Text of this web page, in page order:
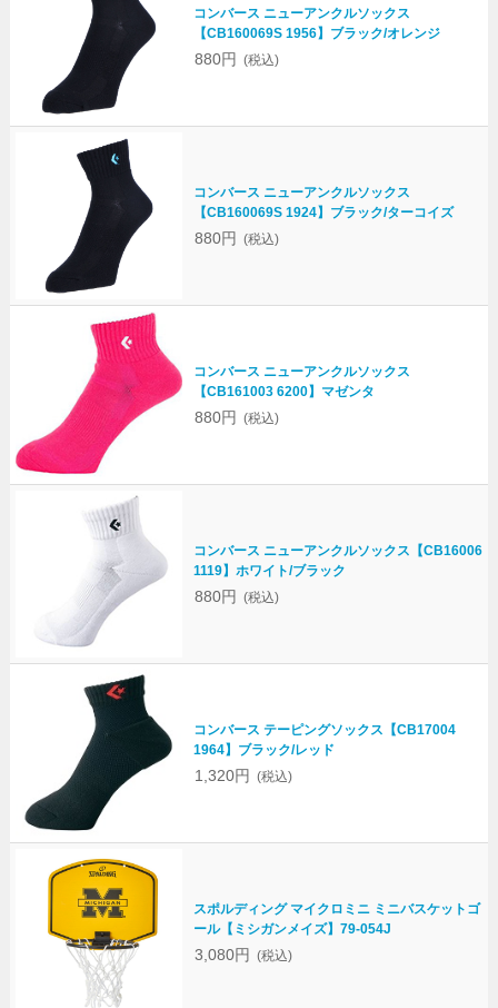
コンバース ニューアンクルソックス
【CB160069S 1956】ブラック/オレンジ
880円 (税込)
コンバース ニューアンクルソックス
【CB160069S 1924】ブラック/ターコイズ
880円 (税込)
コンバース ニューアンクルソックス
【CB161003 6200】マゼンタ
880円 (税込)
コンバース ニューアンクルソックス【CB16006
1119】ホワイト/ブラック
880円 (税込)
コンバース テーピングソックス【CB17004
1964】ブラック/レッド
1,320円 (税込)
スポルディング マイクロミニ ミニバスケットゴ
ール【ミシガンメイズ】79-054J
3,080円 (税込)